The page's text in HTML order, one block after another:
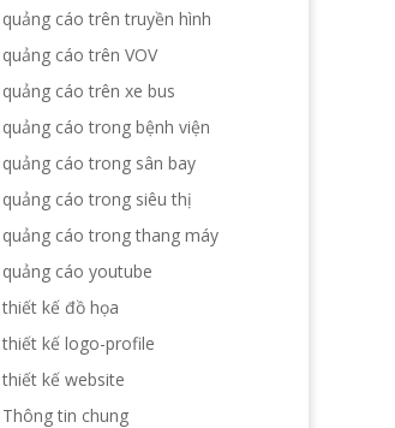
quảng cáo trên truyền hình
quảng cáo trên VOV
quảng cáo trên xe bus
quảng cáo trong bệnh viện
quảng cáo trong sân bay
quảng cáo trong siêu thị
quảng cáo trong thang máy
quảng cáo youtube
thiết kế đồ họa
thiết kế logo-profile
thiết kế website
Thông tin chung